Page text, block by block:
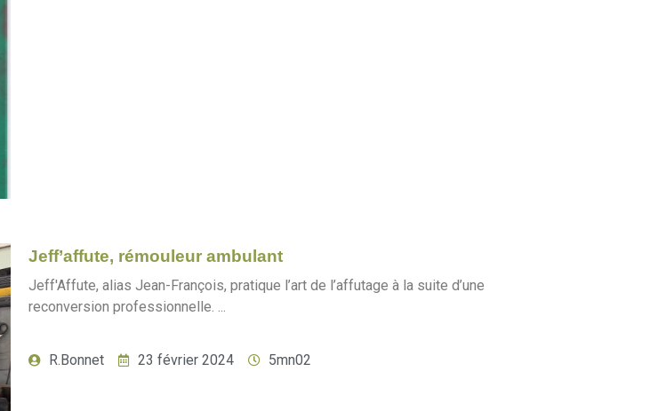
Jeff’affute, rémouleur ambulant
Jeff'Affute, alias Jean-François, pratique l’art de l’affutage à la suite d’une
reconversion professionnelle. ...
R.Bonnet 23 février 2024 5mn02